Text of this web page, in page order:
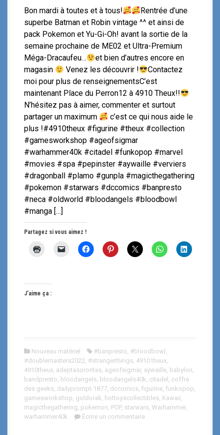
Bon mardi à toutes et à tous!
Rentrée d’une
superbe Batman et Robin vintage ^^ et ainsi de
pack Pokemon et Yu-Gi-Oh! avant la sortie de la
semaine prochaine de ME02 et Ultra-Premium
Méga-Dracaufeu…
et bien d’autres encore en
magasin
Venez les découvrir !
Contactez
moi pour plus de renseignementsC’est
maintenant Place du Perron12 à 4910 Theux!!
N’hésitez pas à aimer, commenter et surtout
partager un maximum
c’est ce qui nous aide le
plus !#4910theux #figurine #theux #collection
#gamesworkshop #ageofsigmar
#warhammer40k #citadel #funkopop #marvel
#movies #spa #pepinster #aywaille #verviers
#dragonball #plamo #gunpla #magicthegathering
#pokemon #starwars #dccomics #banpresto
#neca #oldworld #bloodangels #bloodbowl
#manga […]
Partagez si vous aimez !
J’aime ça :
Nouveau matériel #banpresto #bloodbowl
#doublemasters2022 #strangerthings 4910 theux
4910theux adeptasororitas ageofsigmar, aywaille babylon
bandpresto bloodangels bloodangels40k citadel
coffre
des geeks dailyprompt-1877 dccomics figurine funkopop
gamesworkshop goldorak hottoyscollectibles Kawaii
magicthegathering pokemon POP, starwars Warhammer,
warhammer40k
Écrire un commentaire